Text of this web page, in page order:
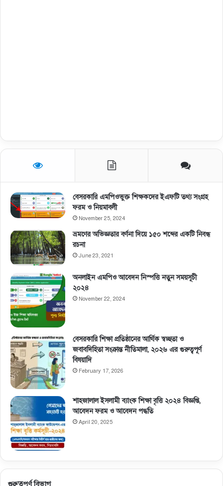
বেসরকারি এমপিওভুক্ত শিক্ষকদের ইএফটি তথ্য সংগ্রহ
ফরম ও নিয়মাবলী
November 25, 2024
ভ্রমণের অভিজ্ঞতার বর্ণনা দিয়ে ১৫০ শব্দের একটি নিবন্ধ
রচনা
June 23, 2021
অনলাইন এমপিও আবেদন নিস্পত্তি নতুন সময়সূচী
২০২৪
November 22, 2024
বেসরকারি শিক্ষা প্রতিষ্ঠানের আর্থিক স্বচ্ছতা ও
জবাবদিহিতা সংক্রান্ত নীতিমালা, ২০২৬ এর গুরুত্বপূর্ণ
বিষয়াদি
February 17, 2026
শাহজালাল ইসলামী ব্যাংক শিক্ষা বৃত্তি ২০২৪ বিজ্ঞপ্তি,
আবেদন ফরম ও আবেদন পদ্ধতি
April 20, 2025
গুরুত্বপূর্ণ বিভাগ